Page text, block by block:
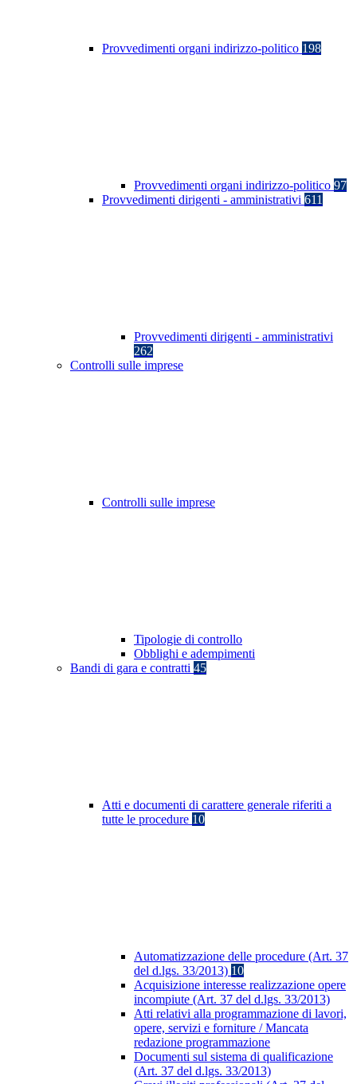
Provvedimenti organi indirizzo-politico 198
Provvedimenti organi indirizzo-politico 97
Provvedimenti dirigenti - amministrativi 611
Provvedimenti dirigenti - amministrativi
262
Controlli sulle imprese
Controlli sulle imprese
Tipologie di controllo
Obblighi e adempimenti
Bandi di gara e contratti 45
Atti e documenti di carattere generale riferiti a
tutte le procedure 10
Automatizzazione delle procedure (Art. 37
del d.lgs. 33/2013) 10
Acquisizione interesse realizzazione opere
incompiute (Art. 37 del d.lgs. 33/2013)
Atti relativi alla programmazione di lavori,
opere, servizi e forniture / Mancata
redazione programmazione
Documenti sul sistema di qualificazione
(Art. 37 del d.lgs. 33/2013)